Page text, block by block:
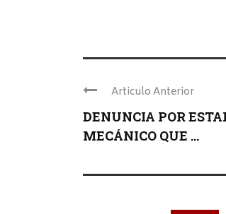
Articulo Anterior
DENUNCIA POR
MECÁNICO QUE ...